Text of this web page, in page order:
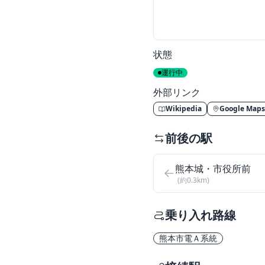
状態
運行中
外部リンク
Wikipedia Google Maps
前後の駅
熊本城・市役所前
(約0.3km)
乗り入れ路線
熊本市電Ａ系統